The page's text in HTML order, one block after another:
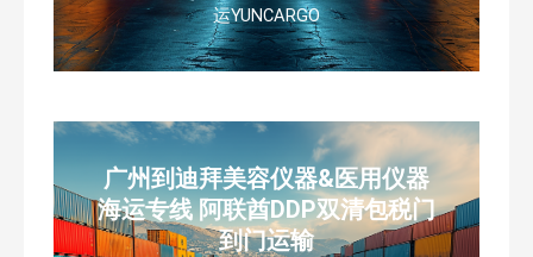
运YUNCARGO
广州到迪拜美容仪器&医用仪器
海运专线 阿联酋DDP双清包税门
到门运输